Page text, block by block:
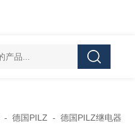
asutec ASU-
- 德国PILZ - 德国PILZ继电器